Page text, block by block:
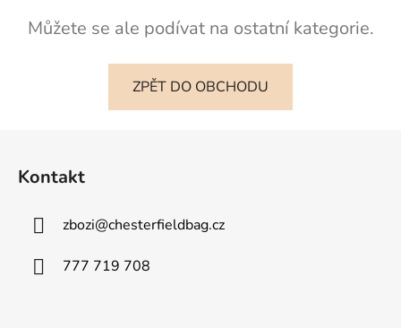
Můžete se ale podívat na ostatní kategorie.
ZPĚT DO OBCHODU
Kontakt
zbozi@chesterfieldbag.cz
777 719 708